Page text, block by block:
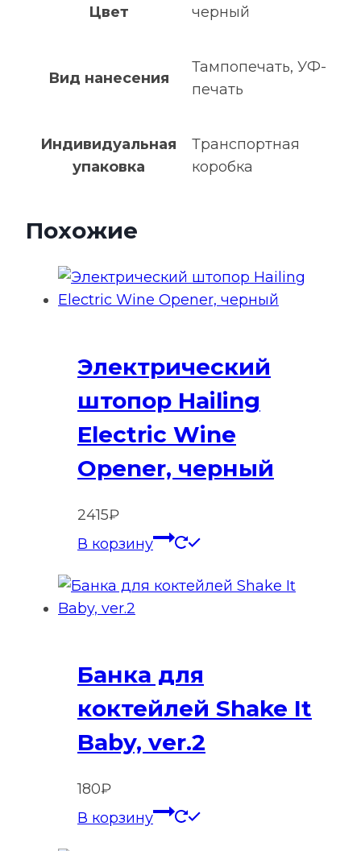
Цвет черный
Вид нанесения
Тампопечать, УФ-
печать
Индивидуальная
упаковка
Транспортная
коробка
Похожие
Электрический
штопор Hailing
Electric Wine
Opener, черный
2415₽
В корзину
Банка для
коктейлей Shake It
Baby, ver.2
180₽
В корзину